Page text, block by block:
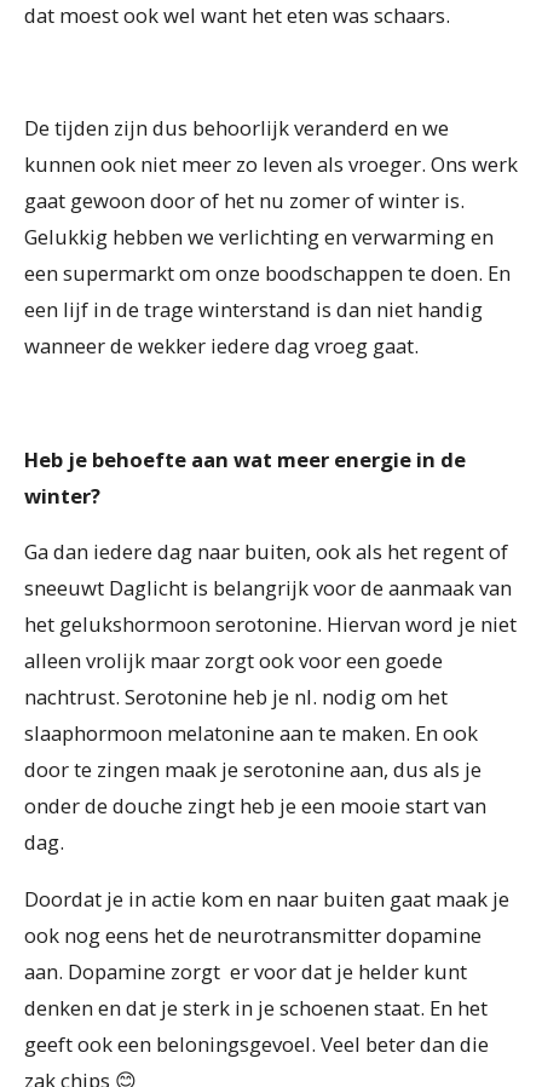
dat moest ook wel want het eten was schaars.
De tijden zijn dus behoorlijk veranderd en we
kunnen ook niet meer zo leven als vroeger. Ons werk
gaat gewoon door of het nu zomer of winter is.
Gelukkig hebben we verlichting en verwarming en
een supermarkt om onze boodschappen te doen. En
een lijf in de trage winterstand is dan niet handig
wanneer de wekker iedere dag vroeg gaat.
Heb je behoefte aan wat meer energie in de
winter?
Ga dan iedere dag naar buiten, ook als het regent of
sneeuwt Daglicht is belangrijk voor de aanmaak van
het gelukshormoon serotonine. Hiervan word je niet
alleen vrolijk maar zorgt ook voor een goede
nachtrust. Serotonine heb je nl. nodig om het
slaaphormoon melatonine aan te maken. En ook
door te zingen maak je serotonine aan, dus als je
onder de douche zingt heb je een mooie start van
dag.
Doordat je in actie kom en naar buiten gaat maak je
ook nog eens het de neurotransmitter dopamine
aan. Dopamine zorgt er voor dat je helder kunt
denken en dat je sterk in je schoenen staat. En het
geeft ook een beloningsgevoel. Veel beter dan die
zak chips 😊